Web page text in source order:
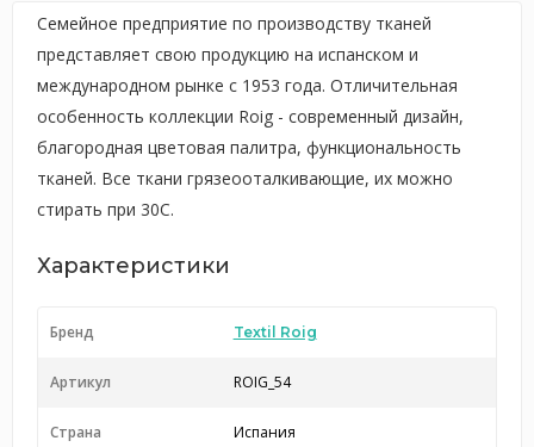
Семейное предприятие по производству тканей
представляет свою продукцию на испанском и
международном рынке с 1953 года. Отличительная
особенность коллекции Roig - cовременный дизайн,
благородная цветовая палитра, функциональность
тканей. Все ткани грязеооталкивающие, их можно
стирать при 30С.
Характеристики
Бренд Textil Roig
Артикул ROIG_54
Страна
Испания